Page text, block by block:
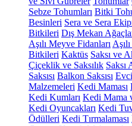
Sebze Tohumları Bitki
Besinleri Sera ve Sera
Bitkileri Dış Mekan
Aşılı Meyve Fidanları
Bitkileri Kaktüs Saksı ve
Çiçeklik ve Saksılık Saksı
Saksısı Balkon Saksısı
Malzemeleri Kedi Maması
Kedi Kumları Kedi Mama
Kedi Oyuncakları Kedi
Ödülleri Kedi Tırmalaması